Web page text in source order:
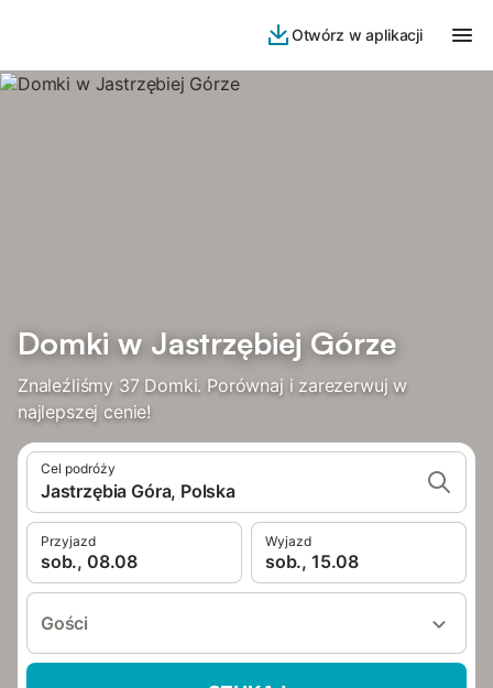
Otwórz w aplikacji
Domki w Jastrzębiej Górze
Znaleźliśmy 37 Domki. Porównaj i zarezerwuj w
najlepszej cenie!
Cel podróży
Jastrzębia Góra, Polska
Przyjazd
sob., 08.08
Wyjazd
sob., 15.08
Gości